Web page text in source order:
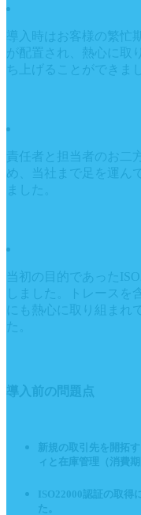
導入時はお客様の繁忙
が配置され、熱心に取
ち上げることができま
責任者と担当者のお二
め、当社まで足を運ん
ました。
当初の目的であった
しました。トレースを
にも熱心に取り組まれ
た。
導入前の問題点
新規の取引先を開拓
ィと在庫管理（消費
ISO22000認証の取得
た。